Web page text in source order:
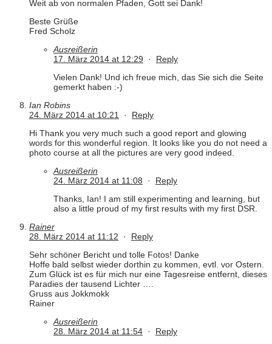
Weit ab von normalen Pfaden, Gott sei Dank!
Beste Grüße
Fred Scholz
Ausreißerin
17. März 2014 at 12:29 · Reply
Vielen Dank! Und ich freue mich, das Sie sich die Seite
gemerkt haben :-)
Ian Robins
24. März 2014 at 10:21 · Reply
Hi Thank you very much such a good report and glowing
words for this wonderful region. It looks like you do not need a
photo course at all the pictures are very good indeed.
Ausreißerin
24. März 2014 at 11:08 · Reply
Thanks, Ian! I am still experimenting and learning, but
also a little proud of my first results with my first DSR.
Rainer
28. März 2014 at 11:12 · Reply
Sehr schöner Bericht und tolle Fotos! Danke
Hoffe bald selbst wieder dorthin zu kommen, evtl. vor Ostern.
Zum Glück ist es für mich nur eine Tagesreise entfernt, dieses
Paradies der tausend Lichter ….
Gruss aus Jokkmokk
Rainer
Ausreißerin
28. März 2014 at 11:54 · Reply